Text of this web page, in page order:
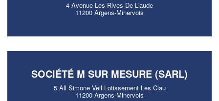
4 Avenue Les Rives De L'aude
11200 Argens-Minervois
SOCIÉTÉ M SUR MESURE (SARL)
5 All Simone Veil Lotissement Les Clau
11200 Argens-Minervois